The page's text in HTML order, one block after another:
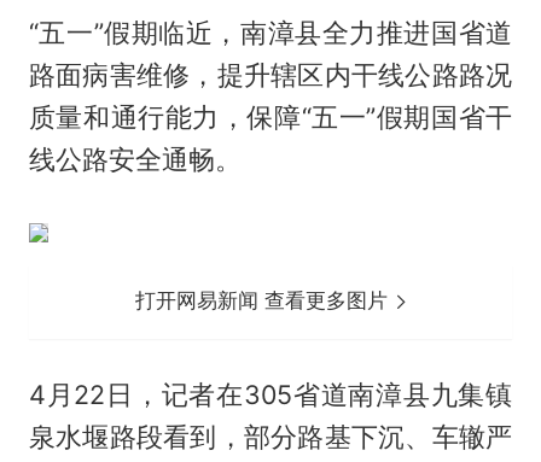
“五一”假期临近，南漳县全力推进国省道
路面病害维修，提升辖区内干线公路路况
质量和通行能力，保障“五一”假期国省干
线公路安全通畅。
打开网易新闻 查看更多图片
4月22日，记者在305省道南漳县九集镇
泉水堰路段看到，部分路基下沉、车辙严